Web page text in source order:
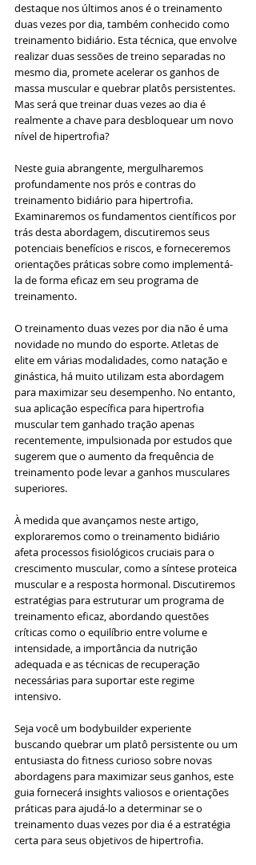
destaque nos últimos anos é o treinamento
duas vezes por dia, também conhecido como
treinamento bidiário. Esta técnica, que envolve
realizar duas sessões de treino separadas no
mesmo dia, promete acelerar os ganhos de
massa muscular e quebrar platôs persistentes.
Mas será que treinar duas vezes ao dia é
realmente a chave para desbloquear um novo
nível de hipertrofia?
Neste guia abrangente, mergulharemos
profundamente nos prós e contras do
treinamento bidiário para hipertrofia.
Examinaremos os fundamentos científicos por
trás desta abordagem, discutiremos seus
potenciais benefícios e riscos, e forneceremos
orientações práticas sobre como implementá-
la de forma eficaz em seu programa de
treinamento.
O treinamento duas vezes por dia não é uma
novidade no mundo do esporte. Atletas de
elite em várias modalidades, como natação e
ginástica, há muito utilizam esta abordagem
para maximizar seu desempenho. No entanto,
sua aplicação específica para hipertrofia
muscular tem ganhado tração apenas
recentemente, impulsionada por estudos que
sugerem que o aumento da frequência de
treinamento pode levar a ganhos musculares
superiores.
À medida que avançamos neste artigo,
exploraremos como o treinamento bidiário
afeta processos fisiológicos cruciais para o
crescimento muscular, como a síntese proteica
muscular e a resposta hormonal. Discutiremos
estratégias para estruturar um programa de
treinamento eficaz, abordando questões
críticas como o equilíbrio entre volume e
intensidade, a importância da nutrição
adequada e as técnicas de recuperação
necessárias para suportar este regime
intensivo.
Seja você um bodybuilder experiente
buscando quebrar um platô persistente ou um
entusiasta do fitness curioso sobre novas
abordagens para maximizar seus ganhos, este
guia fornecerá insights valiosos e orientações
práticas para ajudá-lo a determinar se o
treinamento duas vezes por dia é a estratégia
certa para seus objetivos de hipertrofia.